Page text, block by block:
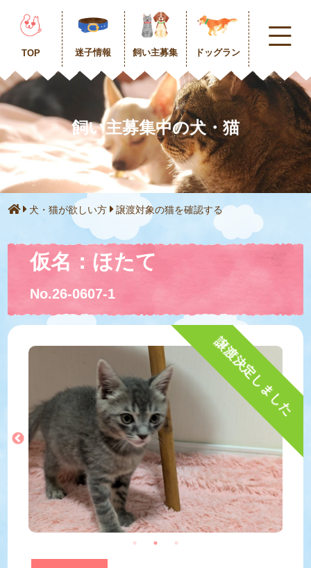
TOP 迷子情報 飼い主募集 ドッグラン
飼い主募集中の犬・猫
犬・猫が欲しい方 譲渡対象の猫を確認する
仮名：ほたて
No.26-0607-1
譲渡決定しました